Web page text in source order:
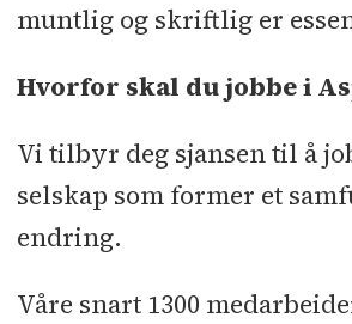
muntlig og skriftlig er
Hvorfor skal du jobbe i
Vi tilbyr deg sjansen til å
selskap som former et
endring.
Våre snart 1300